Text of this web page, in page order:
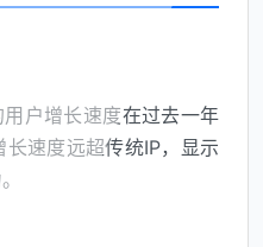
户增长速度在过去一年
速度远超传统IP，显示